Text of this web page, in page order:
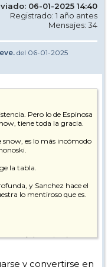
06-01-2025 14:40
Registrado: 1 año antes
Mensajes: 34
del 06-01-2025
Pero lo de Espinosa
tiene toda la gracia.
es lo más incómodo
la tabla.
y Sanchez hace el
lo mentiroso que es.
sería lo contrario.
y convertirse en